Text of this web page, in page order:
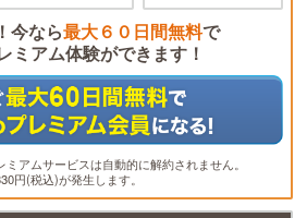
今なら最大６０日間無料で
ミアム体験ができます！
アムサービスは自動的に解約されません。
円(税込)が発生します。